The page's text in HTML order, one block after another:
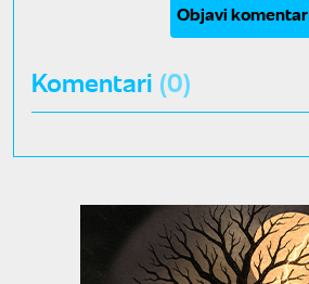
Objavi komentar
Komentari (0)